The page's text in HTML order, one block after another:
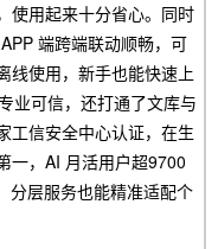
使用起来十分省心。同时
端跨端联动顺畅，可
线使用，新手也能快速上
业可信，还打通了文库与
工信安全中心认证，在生
一，AI 月活用户超9700
分层服务也能精准适配个